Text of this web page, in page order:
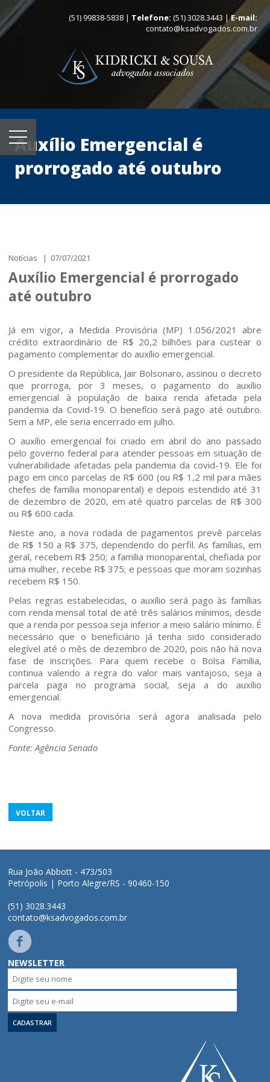
(51) 99838-5838 | Telefone: (51) 3028.3443 |E-mail:
contato@ksadvogados.com.br
Home
Quem somos
Áreas de Atuação
Profissionais
Publicações
Contato
Auxílio Emergencial é
prorrogado até outubro
Notícias | 07/07/2021
Auxílio Emergencial é prorrogado
até outubro
Já em vigor, a Medida Provisória (MP) 1.056/2021 abre
crédito extraordinário de R$ 20,2 bilhões para custear o
pagamento complementar do auxílio emergencial.
O presidente da República, Jair Bolsonaro, assinou o decreto
que prorroga, por 3 meses, o pagamento do auxílio
emergencial à população de baixa renda afetada pela
pandemia da Covid-19. O benefício será pago até outubro.
Sem a MP, ele seria encerrado em julho.
O auxílio emergencial foi criado em abril do ano passado
pelo governo federal para atender pessoas em situação de
vulnerabilidade afetadas pela pandemia da covid-19. Ele foi
pago em cinco parcelas de R$ 600 (ou R$ 1,2 mil para mães
chefes de família monoparental) e depois estendido até 31
de dezembro de 2020, em até quatro parcelas de R$ 300
ou R$ 600 cada.
Neste ano, a nova rodada de pagamentos prevê parcelas
de R$ 150 a R$ 375, dependendo do perfil. As famílias, em
geral, recebem R$ 250; a família monoparental, chefiada por
uma mulher, recebe R$ 375; e pessoas que moram sozinhas
recebem R$ 150.
Pelas regras estabelecidas, o auxílio será pago às famílias
com renda mensal total de até três salários mínimos, desde
que a renda por pessoa seja inferior a meio salário mínimo. É
necessário que o beneficiário já tenha sido considerado
elegível até o mês de dezembro de 2020, pois não há nova
fase de inscrições. Para quem recebe o Bolsa Família,
continua valendo a regra do valor mais vantajoso, seja a
parcela paga no programa social, seja a do auxílio
emergencial.
A nova medida provisória será agora analisada pelo
Congresso.
Fonte: Agência Senado
VOLTAR
Rua João Abbott - 473/503
Petrópolis | Porto Alegre/RS - 90460-150
(51) 3028.3443
contato@ksadvogados.com.br
NEWSLETTER